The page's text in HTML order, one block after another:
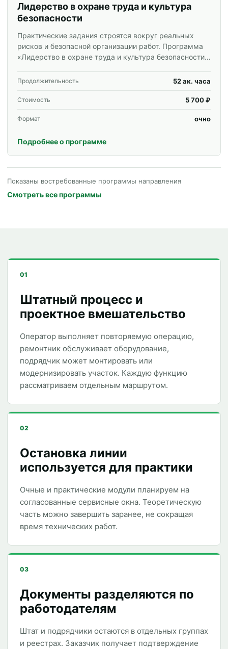
Лидерство в охране труда и культура
безопасности
Практические задания строятся вокруг реальных
рисков и безопасной организации работ. Программа
«Лидерство в охране труда и культура безопасности»
Продолжительность 52 ак. часа
Стоимость 5 700 ₽
Формат очно
Подробнее о программе
Показаны востребованные программы направления
Смотреть все программы
01
Штатный процесс и
проектное вмешательство
Оператор выполняет повторяемую операцию,
ремонтник обслуживает оборудование,
подрядчик может монтировать или
модернизировать участок. Каждую функцию
рассматриваем отдельным маршрутом.
02
Остановка линии
используется для практики
Очные и практические модули планируем на
согласованные сервисные окна. Теоретическую
часть можно завершить заранее, не сокращая
время технических работ.
03
Документы разделяются по
работодателям
Штат и подрядчики остаются в отдельных группах
и реестрах. Заказчик получает подтверждение